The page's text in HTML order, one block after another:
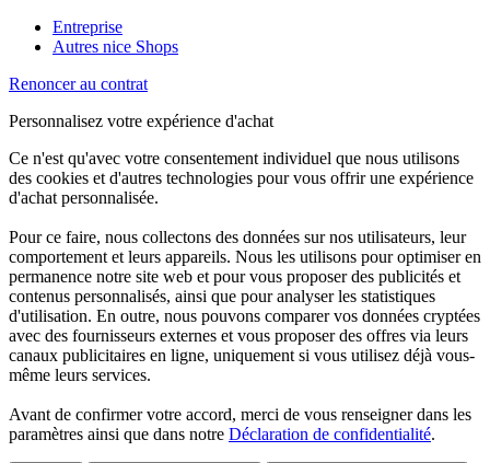
Entreprise
Autres nice Shops
Renoncer au contrat
Personnalisez votre expérience d'achat
Ce n'est qu'avec votre consentement individuel que nous utilisons
des cookies et d'autres technologies pour vous offrir une expérience
d'achat personnalisée.
Pour ce faire, nous collectons des données sur nos utilisateurs, leur
comportement et leurs appareils. Nous les utilisons pour optimiser en
permanence notre site web et pour vous proposer des publicités et
contenus personnalisés, ainsi que pour analyser les statistiques
d'utilisation. En outre, nous pouvons comparer vos données cryptées
avec des fournisseurs externes et vous proposer des offres via leurs
canaux publicitaires en ligne, uniquement si vous utilisez déjà vous-
même leurs services.
Avant de confirmer votre accord, merci de vous renseigner dans les
paramètres ainsi que dans notre Déclaration de confidentialité.